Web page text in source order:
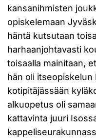
kansanihmisten
opiskelemaan
häntä kutsutaan
harhaanjohtavasti
toisaalla mainitaan,
hän oli itseopiskelun
kotipitäjässään
alkuopetus oli
kattavinta juuri